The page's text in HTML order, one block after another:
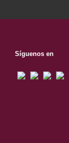
Síguenos en